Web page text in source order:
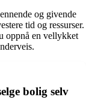
og givende
tid og ressurser.
oppnå en vellykket
bolig selv